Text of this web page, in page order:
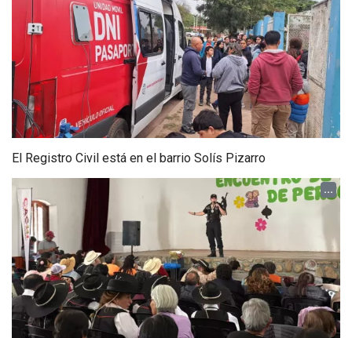
El Registro Civil está en el barrio Solís Pizarro
...